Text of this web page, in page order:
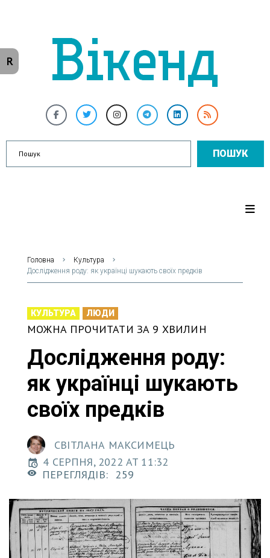
ПОШУК
Головна
Культура
Дослідження роду: як українці шукають своїх предків
КУЛЬТУРА ЛЮДИ
МОЖНА ПРОЧИТАТИ ЗА 9 ХВИЛИН
Дослідження роду:
як українці шукають
своїх предків
СВІТЛАНА МАКСИМЕЦЬ
4 СЕРПНЯ, 2022 AT 11:32
ПЕРЕГЛЯДІВ: 259
R